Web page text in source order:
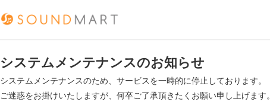
システムメンテナンスのお知らせ
システムメンテナンスのため、サービスを一時的に停止しております。
ご迷惑をお掛けいたしますが、何卒ご了承頂きたくお願い申し上げます。